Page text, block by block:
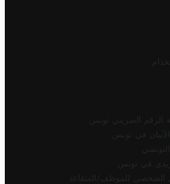
الرقم الضريبي تونس
في تونس
في تونس
الشخصي للموظف/المتقاعد